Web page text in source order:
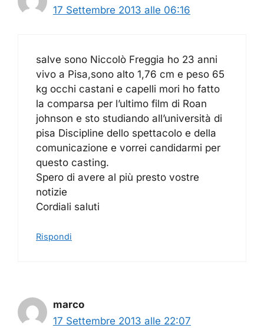
17 Settembre 2013 alle 06:16
salve sono Niccolò Freggia ho 23 anni
vivo a Pisa,sono alto 1,76 cm e peso 65
kg occhi castani e capelli mori ho fatto
la comparsa per l’ultimo film di Roan
johnson e sto studiando all’università di
pisa Discipline dello spettacolo e della
comunicazione e vorrei candidarmi per
questo casting.
Spero di avere al più presto vostre
notizie
Cordiali saluti
Rispondi
marco
17 Settembre 2013 alle 22:07